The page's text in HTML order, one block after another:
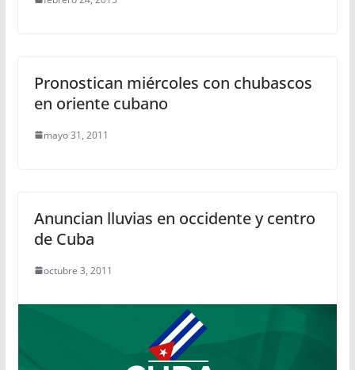
Pronostican miércoles con chubascos
en oriente cubano
mayo 31, 2011
Anuncian lluvias en occidente y centro
de Cuba
octubre 3, 2011